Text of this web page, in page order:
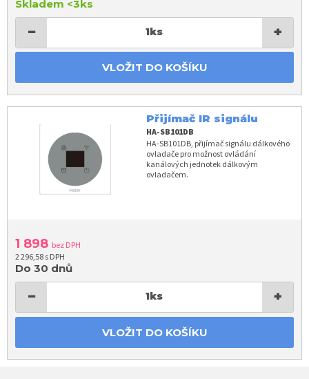
Skladem <3ks
− 1ks +
VLOŽIT DO KOŠÍKU
Přijímač IR signálu
HA-SB101DB
HA-SB101DB, přijímač signálu dálkového
ovladače pro možnost ovládání
kanálových jednotek dálkovým
ovladačem.
1 898 bez DPH
2 296,58 s DPH
Do 30 dnů
− 1ks +
VLOŽIT DO KOŠÍKU